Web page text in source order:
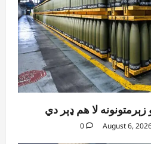
لا هم ډېر دي
0